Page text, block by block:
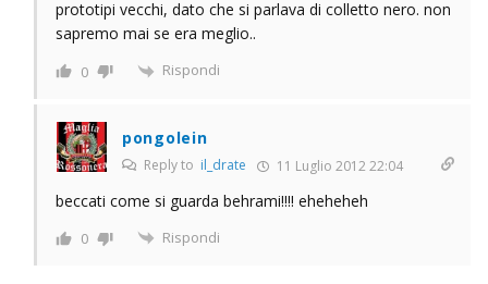
prototipi vecchi, dato che si parlava di colletto nero. non
sapremo mai se era meglio..
0 Rispondi
pongolein
Reply to il_drate 11 Luglio 2012 22:04
beccati come si guarda behrami!!!! eheheheh
0 Rispondi